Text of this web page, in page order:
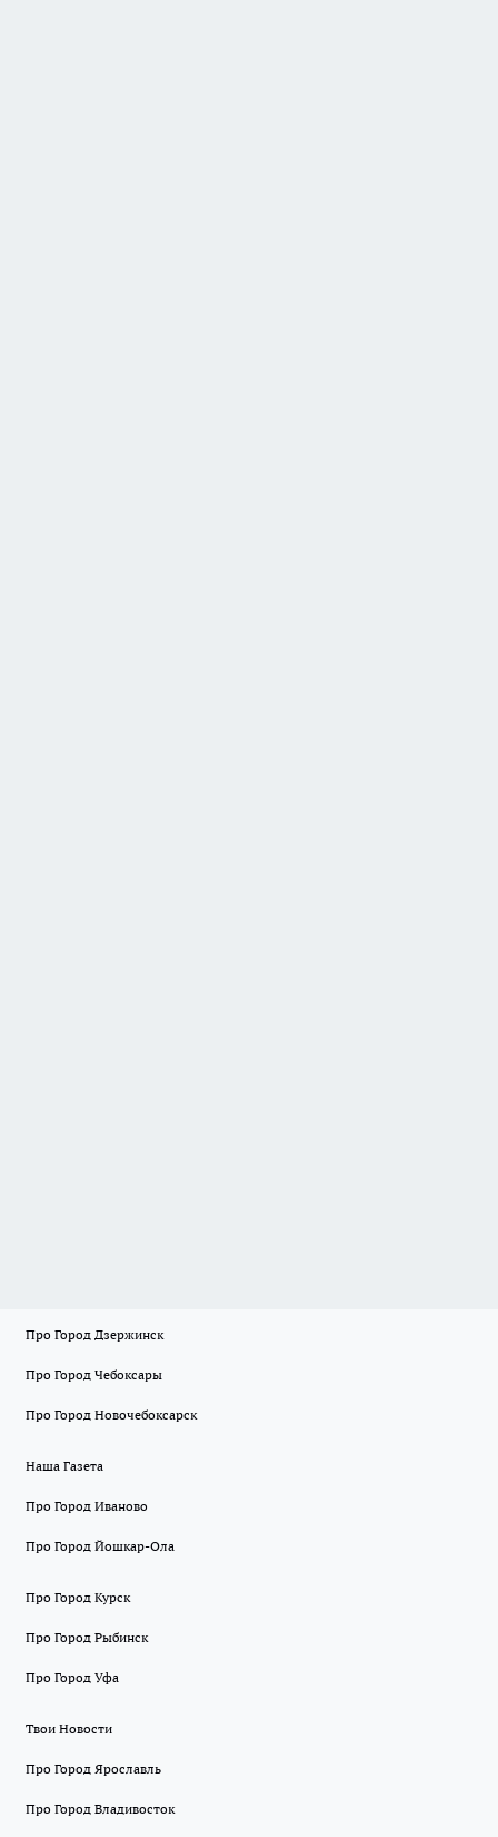
Про Город Дзержинск
Про Город Чебоксары
Про Город Новочебоксарск
Наша Газета
Про Город Иваново
Про Город Йошкар-Ола
Про Город Курск
Про Город Рыбинск
Про Город Уфа
Твои Новости
Про Город Ярославль
Про Город Владивосток